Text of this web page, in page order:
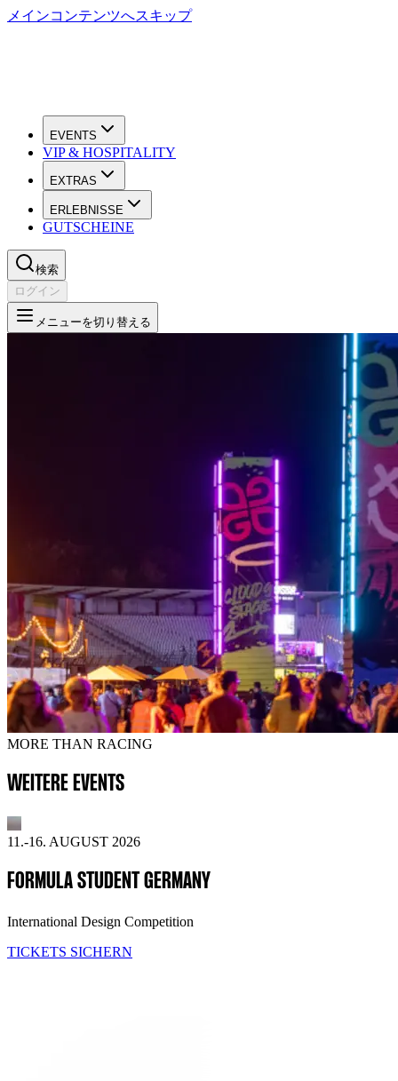
メインコンテンツへスキップ
EVENTS
VIP & HOSPITALITY
EXTRAS
ERLEBNISSE
GUTSCHEINE
検索
ログイン
メニューを切り替える
MORE THAN RACING
WEITERE EVENTS
11.-16. AUGUST 2026
FORMULA STUDENT GERMANY
International Design Competition
TICKETS SICHERN